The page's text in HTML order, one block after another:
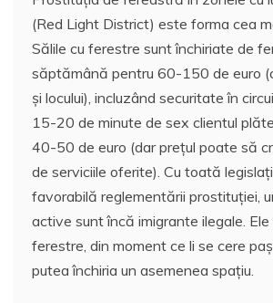
(Red Light District) este forma cea
Sălile cu ferestre sunt închiriate de
săptămână pentru 60-150 de euro
și locului), incluzând securitate în
15-20 de minute de sex clientul
40-50 de euro (dar prețul poate să
de serviciile oferite). Cu toată
favorabilă reglementării prostituției,
active sunt încă imigrante ilegale. Ele
ferestre, din moment ce li se cere
putea închiria un asemenea spațiu.